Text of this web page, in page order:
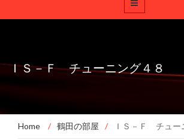
ＩＳ－Ｆ チューニング４８
Home / 鶴田の部屋 / ＩＳ－Ｆ チュー